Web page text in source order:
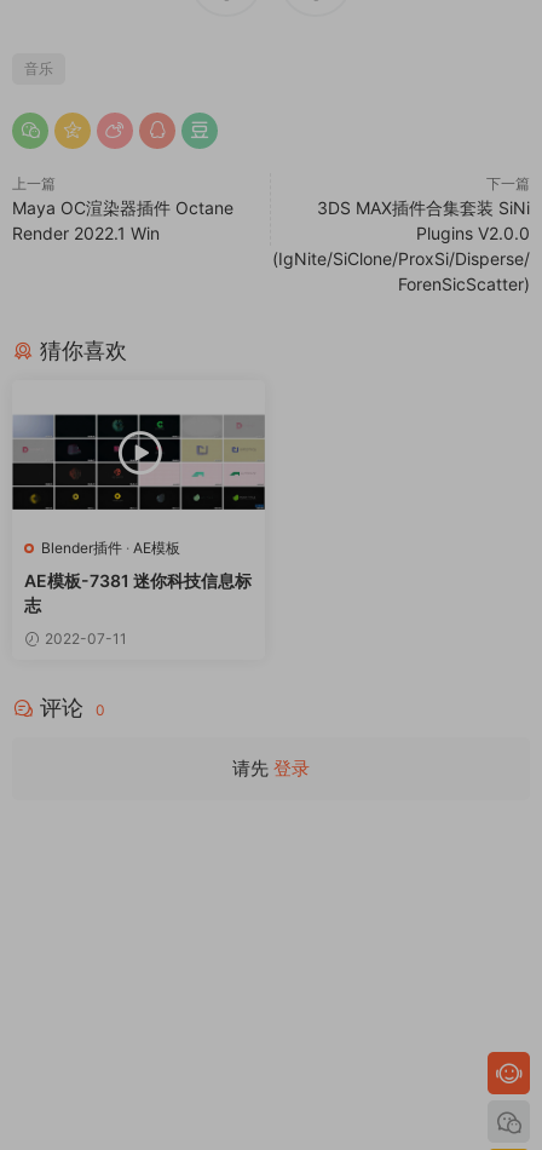
音乐
上一篇
Maya OC渲染器插件 Octane
Render 2022.1 Win
下一篇
3DS MAX插件合集套装 SiNi
Plugins V2.0.0
(IgNite/SiClone/ProxSi/Disperse/
ForenSicScatter)
猜你喜欢
Blender插件 · AE模板
AE模板-7381 迷你科技信息标
志
2022-07-11
评论 0
请先 登录